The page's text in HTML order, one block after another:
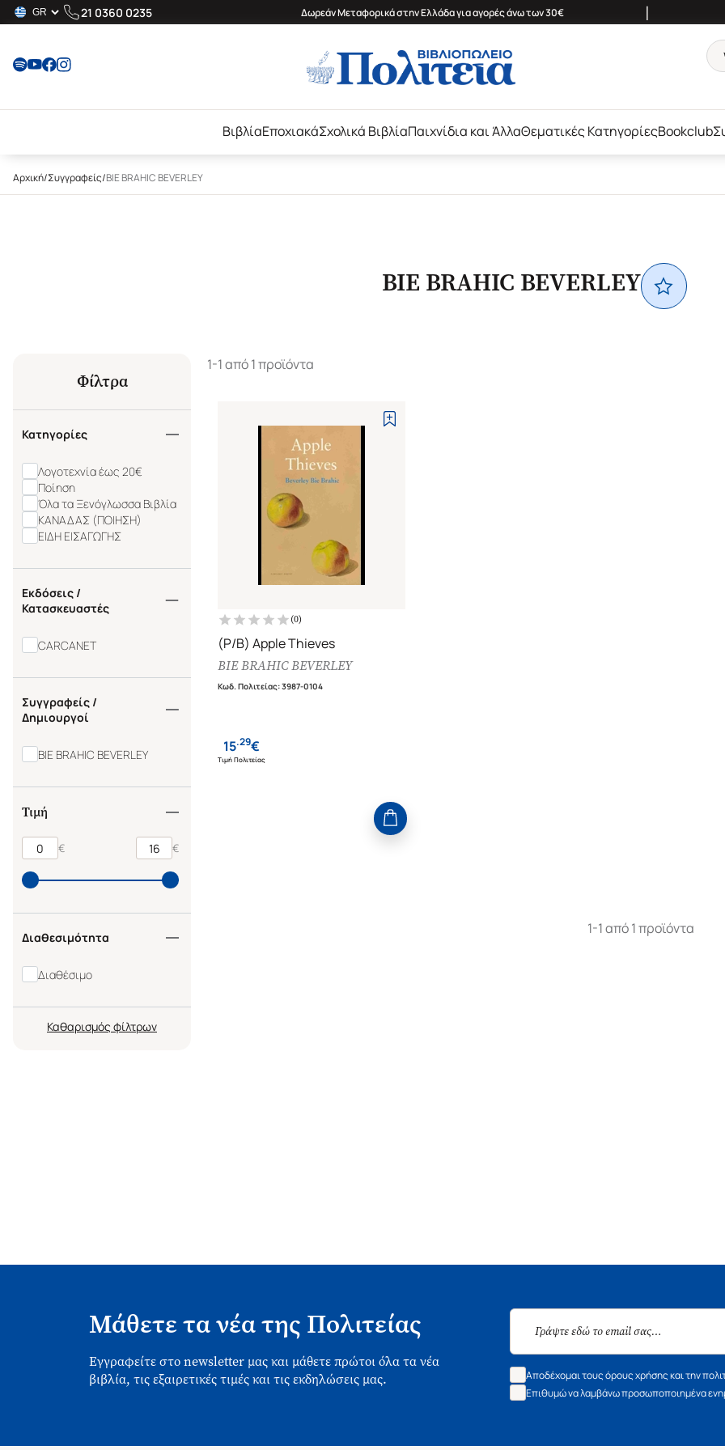
21 0360 0235 Δωρεάν Μεταφορικά στην Ελλάδα για αγορές άνω των 30€ |
ΒιβλίαΕποχιακάΣχολικά ΒιβλίαΠαιχνίδια και ΆλλαΘεματικές ΚατηγορίεςBookclub
Αρχική/Συγγραφείς/BIE BRAHIC BEVERLEY
BIE BRAHIC BEVERLEY
Φίλτρα
Κατηγορίες
Λογοτεχνία έως 20€
Ποίηση
Όλα τα Ξενόγλωσσα Βιβλία
ΚΑΝΑΔΑΣ (ΠΟΙΗΣΗ)
ΕΙΔΗ ΕΙΣΑΓΩΓΗΣ
Εκδόσεις /
Κατασκευαστές
CARCANET
Συγγραφείς /
Δημιουργοί
BIE BRAHIC BEVERLEY
Τιμή
€ €
Διαθεσιμότητα
Διαθέσιμο
Καθαρισμός
1-1 από 1 προϊόντα
(0)
(P/B) Apple Thieves
BIE BRAHIC BEVERLEY
Κωδ. Πολιτείας:3987-0104
15.29€
Τιμή Πολιτείας
1-1 από 1 προϊόντα
Μάθετε τα νέα της Πολιτείας
Εγγραφείτε στο newsletter μας και μάθετε πρώτοι όλα τα νέα
βιβλία, τις εξαιρετικές τιμές και τις εκδηλώσεις μας.
Αποδέχομαι τους όρους χρήσης και την
Επιθυμώ να λαμβάνω προσωποποιημένα